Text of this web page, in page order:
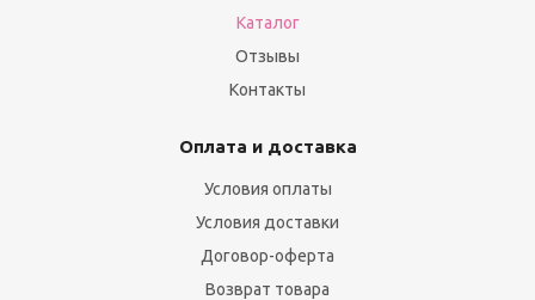
Каталог
Отзывы
Контакты
Оплата и доставка
Условия оплаты
Условия доставки
Договор-оферта
Возврат товара